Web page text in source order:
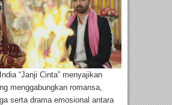
“Janji Cinta” menyajikan
menggabungkan romansa,
serta drama emosional antara